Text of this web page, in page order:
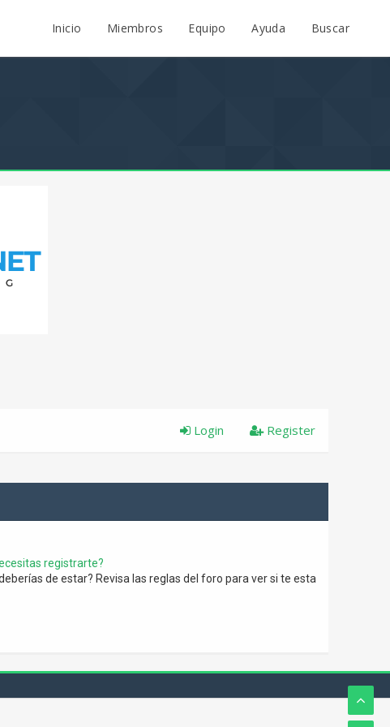
Inicio Miembros Equipo Ayuda Buscar
Register
Login
registrarte?
de estar? Revisa las reglas del foro para ver si te esta